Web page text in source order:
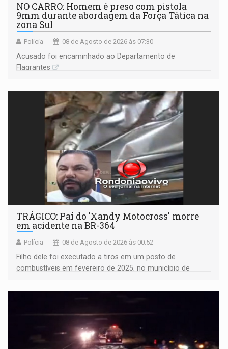
NO CARRO: Homem é preso com pistola
9mm durante abordagem da Força Tática na
zona Sul
Polícia 08 de Agosto de 2026 às 07:30
Acusado foi encaminhado ao Departamento de
Flagrantes
TRÁGICO: Pai do 'Xandy Motocross' morre
em acidente na BR-364
Polícia 08 de Agosto de 2026 às 00:52
Filho dele foi executado a tiros em um posto de
combustíveis em fevereiro de 2025, no município de